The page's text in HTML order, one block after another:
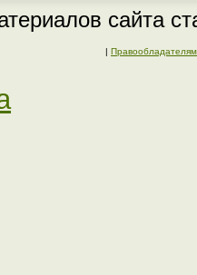
сайта
Правообладателям